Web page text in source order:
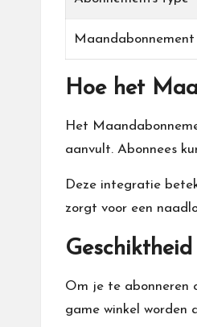
Maandabonnement
Hoe het
Het
aanvult. Abonnees
Deze integratie
zorgt voor een
Om je te abonneren
game winkel worden